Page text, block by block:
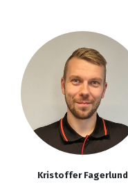
Kristoffer Fagerlund